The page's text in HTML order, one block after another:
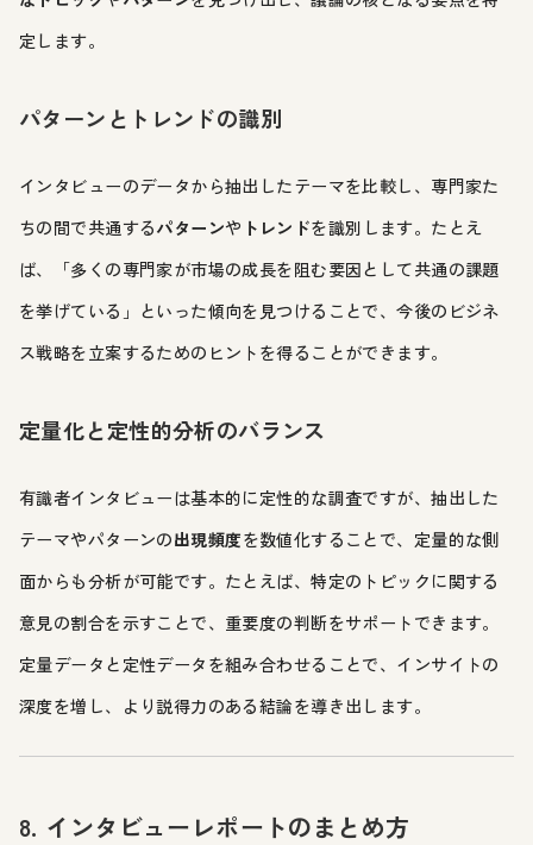
定します。
パターンとトレンドの識別
インタビューのデータから抽出したテーマを比較し、専門家た
ちの間で共通するパターンや トレンドを識別します。たとえ
ば、「多くの専門家が市場の成長を阻む要因として共通の課題
を挙げている」といった傾向を見つけることで、今後のビジネ
ス戦略を立案するためのヒントを得ることができます。
定量化と定性的分析のバランス
有識者インタビューは基本的に定性的な調査ですが、抽出した
テーマやパターンの出現頻度を数値化することで、定量的な側
面からも分析が可能です。たとえば、特定のトピックに関する
意見の割合を示すことで、重要度の判断をサポートできます。
定量データと定性データを組み合わせることで、インサイトの
深度を増し、より説得力のある結論を導き出します。
8. インタビューレポートのまとめ方